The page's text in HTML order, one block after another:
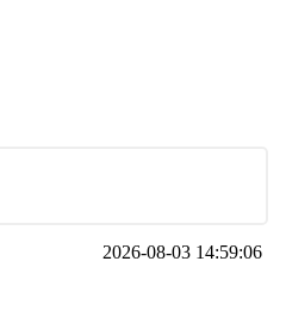
2026-08-03 14:59:06